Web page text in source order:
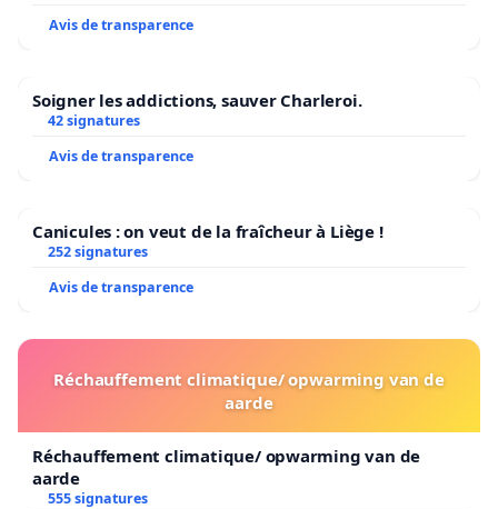
Avis de transparence
Soigner les addictions, sauver Charleroi.
42 signatures
Avis de transparence
Canicules : on veut de la fraîcheur à Liège !
252 signatures
Avis de transparence
Réchauffement climatique/ opwarming van de
aarde
Réchauffement climatique/ opwarming van de
aarde
555 signatures